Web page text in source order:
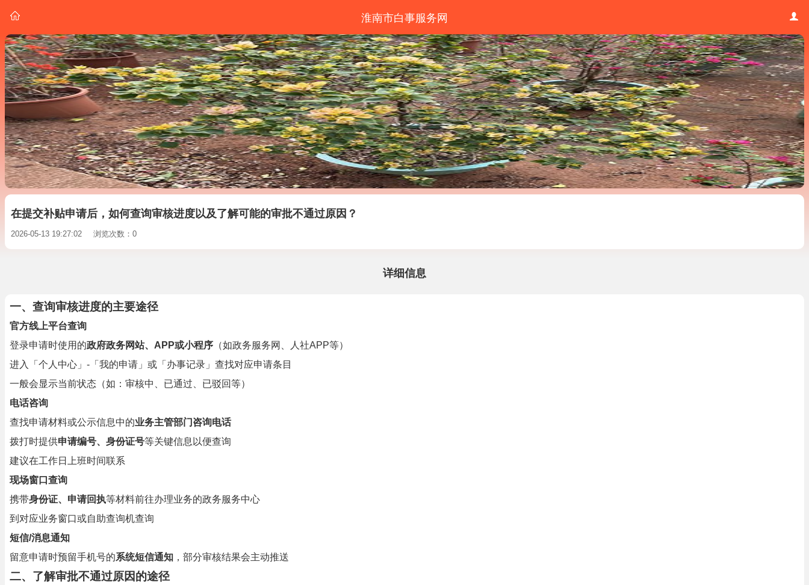
淮南市白事服务网
在提交补贴申请后，如何查询审核进度以及了解可能的审批不通过原因？
2026-05-13 19:27:02 浏览次数：0
详细信息
一、查询审核进度的主要途径
官方线上平台查询
登录申请时使用的政府政务网站、APP或小程序 （如政务服务网、人社APP等）
进入「个人中心」-「我的申请」或「办事记录」查找对应申请条目
一般会显示当前状态（如：审核中、已通过、已驳回等）
电话咨询
查找申请材料或公示信息中的业务主管部门咨询电话
拨打时提供申请编号、身份证号等关键信息以便查询
建议在工作日上班时间联系
现场窗口查询
携带身份证、申请回执等材料前往办理业务的政务服务中心
到对应业务窗口或自助查询机查询
短信/消息通知
留意申请时预留手机号的系统短信通知 ，部分审核结果会主动推送
二、了解审批不通过原因的途径